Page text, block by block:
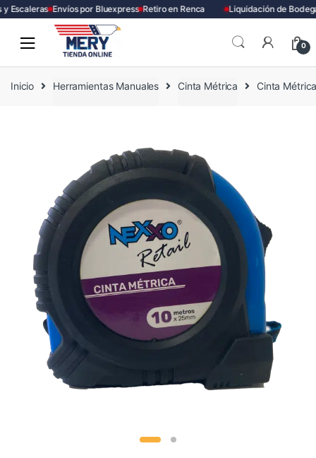
Escaleras Envíos por Bluexpress Retiro en Renca Liquidación de Bodega
0
Inicio Herramientas Manuales Cinta Métrica Cinta